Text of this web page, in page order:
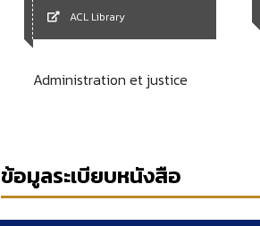
ACL Library
Administration et justice
ข้อมูลระเบียบหนังสือ